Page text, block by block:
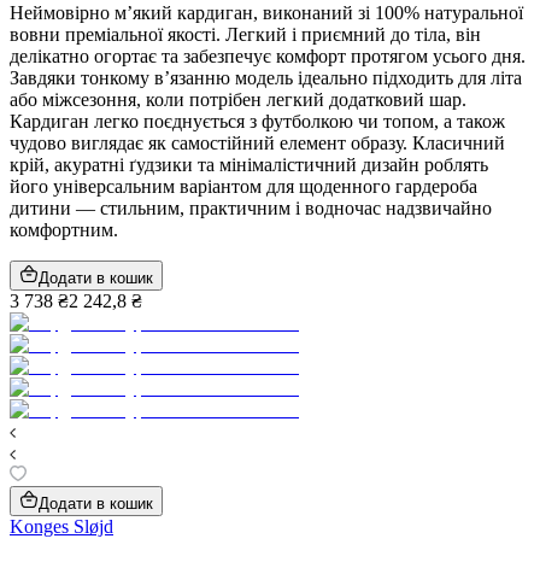
Неймовірно м’який кардиган, виконаний зі 100% натуральної
вовни преміальної якості. Легкий і приємний до тіла, він
делікатно огортає та забезпечує комфорт протягом усього дня.
Завдяки тонкому в’язанню модель ідеально підходить для літа
або міжсезоння, коли потрібен легкий додатковий шар.
Кардиган легко поєднується з футболкою чи топом, а також
чудово виглядає як самостійний елемент образу. Класичний
крій, акуратні ґудзики та мінімалістичний дизайн роблять
його універсальним варіантом для щоденного гардероба
дитини — стильним, практичним і водночас надзвичайно
комфортним.
Додати в кошик
3 738 ₴2 242,8 ₴
Додати в кошик
Konges Sløjd